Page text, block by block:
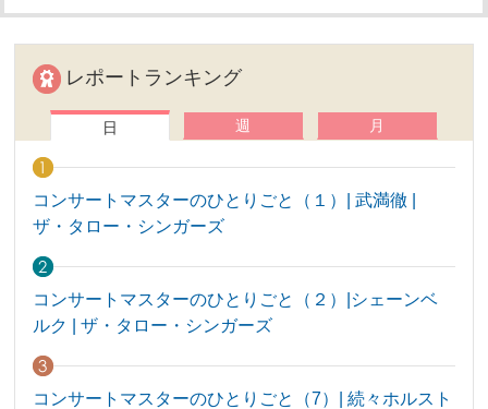
レポートランキング
日 週 月
コンサートマスターのひとりごと（１）| 武満徹 |
ザ・タロー・シンガーズ
コンサートマスターのひとりごと（２）|シェーンベ
ルク | ザ・タロー・シンガーズ
コンサートマスターのひとりごと（7）| 続々ホルスト